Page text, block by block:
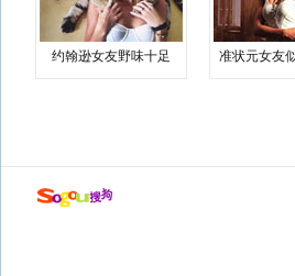
约翰逊女友野味十足 准状元女友